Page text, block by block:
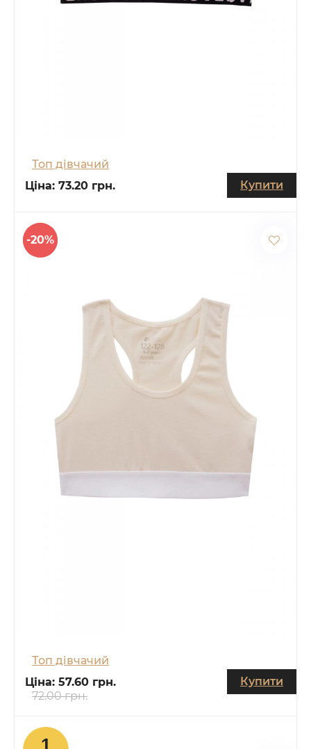
Топ дівчачий
Ціна: 73.20 грн. Купити
-20%
Топ дівчачий
Ціна: 57.60 грн.
72.00 грн.
Купити